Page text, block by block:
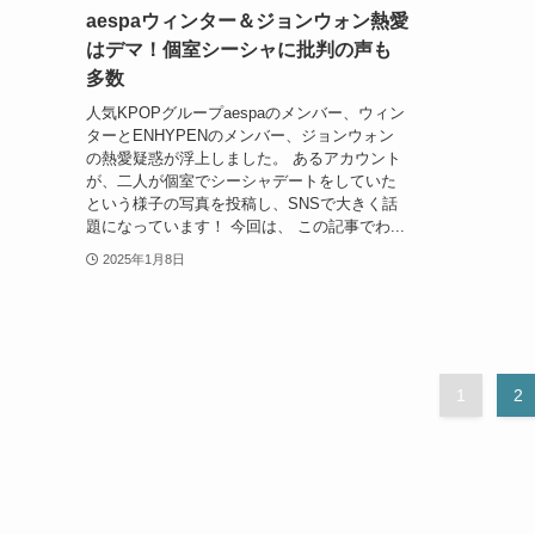
aespaウィンター＆ジョンウォン熱愛
はデマ！個室シーシャに批判の声も
多数
人気KPOPグループaespaのメンバー、ウィン
ターとENHYPENのメンバー、ジョンウォン
の熱愛疑惑が浮上しました。 あるアカウント
が、二人が個室でシーシャデートをしていた
という様子の写真を投稿し、SNSで大きく話
題になっています！ 今回は、 この記事でわ...
2025年1月8日
1 2